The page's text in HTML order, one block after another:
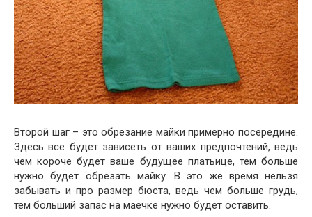
Второй шаг – это обрезание майки примерно посередине.
Здесь все будет зависеть от ваших предпочтений, ведь
чем короче будет ваше будущее платьице, тем больше
нужно будет обрезать майку. В это же время нельзя
забывать и про размер бюста, ведь чем больше грудь,
тем больший запас на маечке нужно будет оставить.